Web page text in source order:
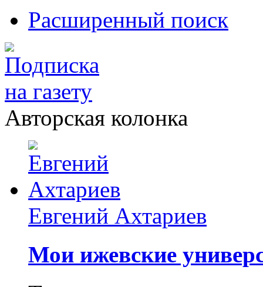
Расширенный поиск
Авторская колонка
Евгений Ахтариев
Мои ижевские